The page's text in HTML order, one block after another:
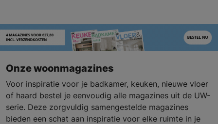
Onze woonmagazines
Voor inspiratie voor je badkamer, keuken, nieuwe vloer
of haard bestel je eenvoudig alle magazines uit de UW-
serie. Deze zorgvuldig samengestelde magazines
bieden een schat aan inspiratie voor elke ruimte in je